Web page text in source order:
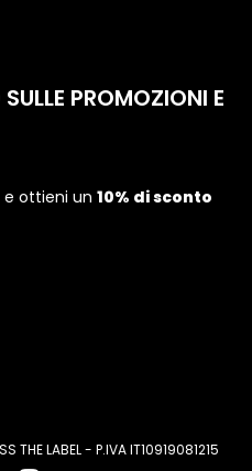
PROMOZIONI E
e ottieni un 10% di sconto
THE LABEL - P.IVA IT10919081215